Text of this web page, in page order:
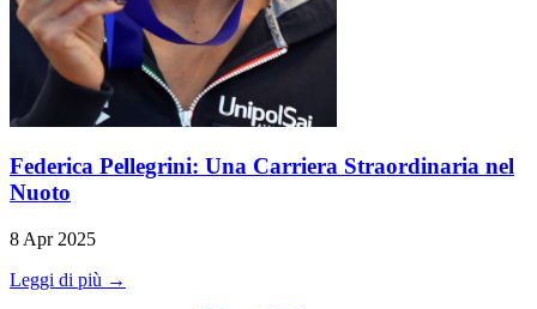
Federica Pellegrini: Una Carriera Straordinaria nel
Nuoto
8 Apr 2025
Leggi di più →